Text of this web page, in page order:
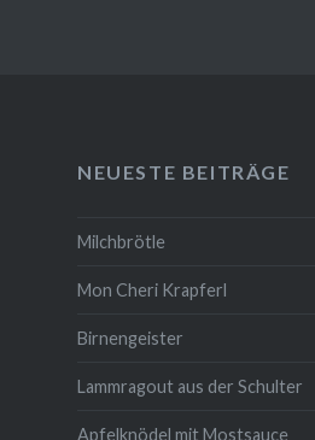
NEUESTE BEITRÄGE
Milchbrötle
Mon Cheri Krapferl
Birnengeister
Lammragout aus der Schulter
Apfelknödel mit Mostsauce